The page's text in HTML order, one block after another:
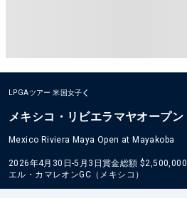
LPGAツアー 米国女子
メキシコ・リビエラマヤオープン
Mexico Riviera Maya Open at Mayakoba
2026年4月30日-5月3日賞金総額 $2,500,000
エル・カマレオンGC（メキシコ）